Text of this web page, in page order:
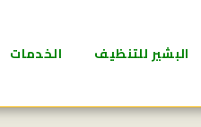
البشير للتنظيف الخدمات